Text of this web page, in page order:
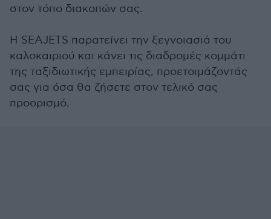
στον τόπο διακοπών σας.
Η SEAJETS παρατείνει την ξεγνοιασιά του
καλοκαιριού και κάνει τις διαδρομές κομμάτι
της ταξιδιωτικής εμπειρίας, προετοιμάζοντάς
σας για όσα θα ζήσετε στον τελικό σας
προορισμό.